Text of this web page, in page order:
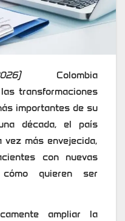
2026) Colombia
transformaciones
importantes de su
década, el país
vez más envejecida,
con nuevas
quieren ser
ampliar la